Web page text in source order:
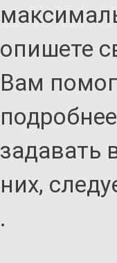
опишете
Вам
задавать
них,
.